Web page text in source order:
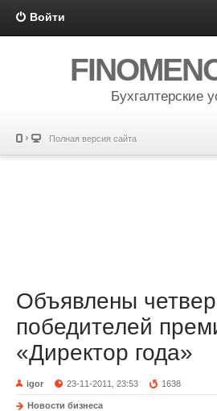
Войти
Бухгалтерские
Полная версия сайта
Объявлены
победителей
«Директор года»
igor 23-11-2011, 23:53 1638
Новости бизнеса